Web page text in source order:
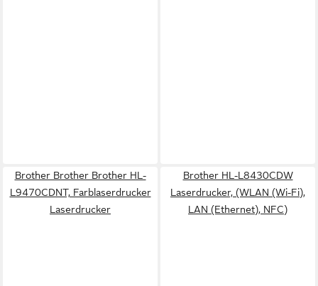
Brother Brother Brother HL-
L9470CDNT, Farblaserdrucker
Laserdrucker
Brother HL-L8430CDW
Laserdrucker, (WLAN (Wi-Fi),
LAN (Ethernet), NFC)